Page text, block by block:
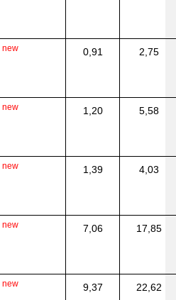
new 0,91 2,75
new 1,20 5,58
new 1,39 4,03
new 7,06 17,85
new 9,37 22,62